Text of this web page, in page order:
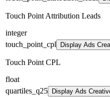
Touch Point Attribution Leads
integer
touch_point_cpl
Display Ads
Touch Point CPL
float
quartiles_q25
Display Ads